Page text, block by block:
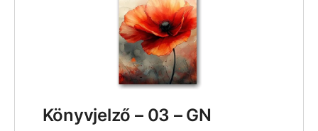
Könyvjelző – 03 – GN